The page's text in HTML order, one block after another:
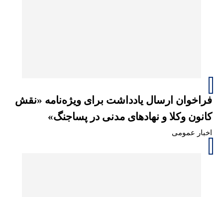
فراخوان ارسال یادداشت برای ویژه‌نامه «نقش
کانون وکلا و نهادهای مدنی در پساجنگ»
اخبار عمومی